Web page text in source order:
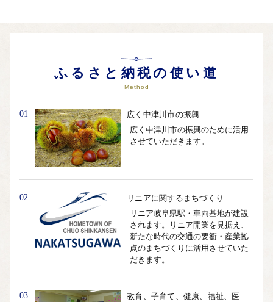
自治体ホームページは こちら（外部サイト）
外部サイトへ遷移します。
ふるさと納税の使い道
Method
01
広く中津川市の振興
広く中津川市の振興のために活用
させていただきます。
02
リニアに関するまちづくり
リニア岐阜県駅・車両基地が建設
されます。リニア開業を見据え、
新たな時代の交通の要衝・産業拠
点のまちづくりに活用させていた
だきます。
03
教育、子育て、健康、福祉、医